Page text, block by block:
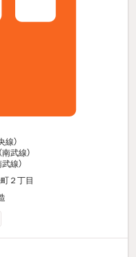
線）
南武線）
線）
２丁目